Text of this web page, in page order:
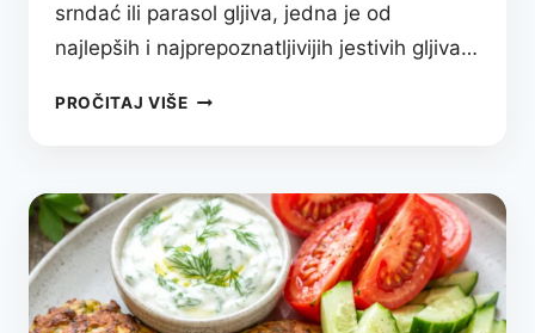
srndać ili parasol gljiva, jedna je od
najlepših i najprepoznatljivijih jestivih gljiva…
PROČITAJ VIŠESUNČANICA
PROPLANAKA
KOJA
OSVAJA
MIRISOM
I